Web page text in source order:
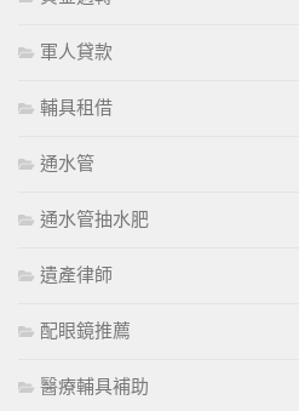
軍人貸款
輔具租借
通水管
通水管抽水肥
遺產律師
配眼鏡推薦
醫療輔具補助